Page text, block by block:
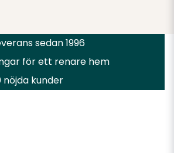
sedan 1996
för ett renare hem
nöjda kunder